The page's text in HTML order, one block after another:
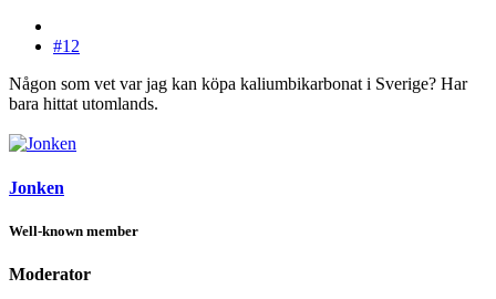
#12
Någon som vet var jag kan köpa kaliumbikarbonat i Sverige? Har
bara hittat utomlands.
Jonken
Well-known member
Moderator